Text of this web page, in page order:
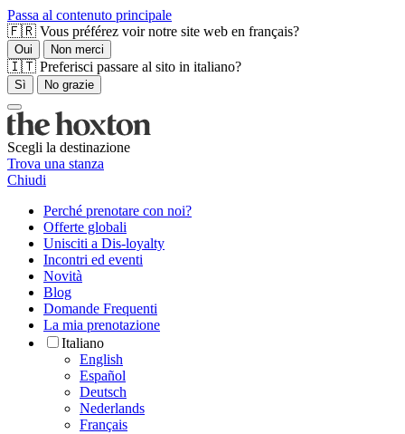
Passa al contenuto principale
🇫🇷 Vous préférez voir notre site web en français?
Oui Non merci
🇮🇹 Preferisci passare al sito in italiano?
Sì No grazie
Scegli la destinazione
Trova una stanza
Chiudi
Perché prenotare con noi?
Offerte globali
Unisciti a Dis-loyalty
Incontri ed eventi
Novità
Blog
Domande Frequenti
La mia prenotazione
Italiano
English
Español
Deutsch
Nederlands
Français